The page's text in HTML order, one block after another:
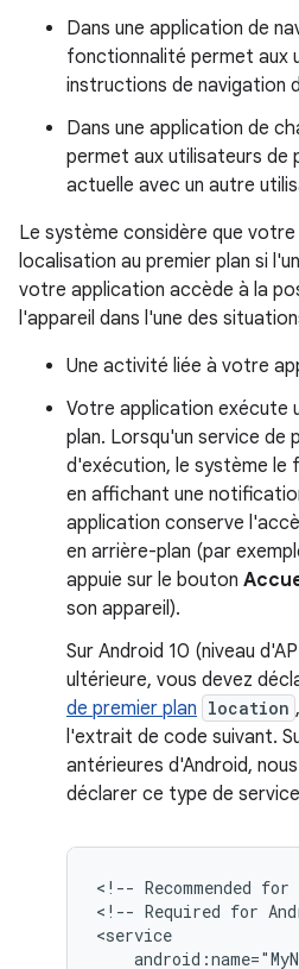
Dans une application de
fonctionnalité permet aux
instructions de navigation
Dans une application de
permet aux utilisateurs de
actuelle avec un autre
Le système considère que
localisation au premier plan si
votre application accède à la
l'appareil dans l'une des
Une activité liée à votre
Votre application exécute
plan. Lorsqu'un service de
d'exécution, le système le
en affichant une
application conserve
en arrière-plan (par
appuie sur le bouton
son appareil).
Sur Android 10 (niveau
ultérieure, vous devez
de premier plan location
l'extrait de code suivant.
antérieures d'Android,
déclarer ce type de
<!-- Recommended for
<!-- Required for